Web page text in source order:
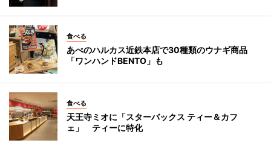
食べる
あべのハルカス近鉄本店で30種類のウナギ商品
「ワンハンドBENTO」も
食べる
天王寺ミオに「スターバックス ティー＆カフ
ェ」 ティーに特化